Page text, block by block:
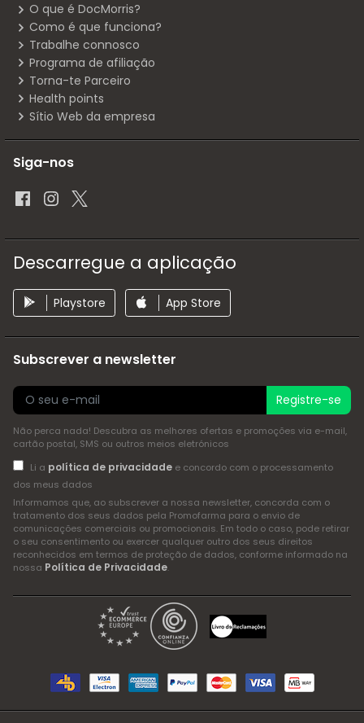
O que é DocMorris?
Como é que funciona?
Trabalhe connosco
Programa de afiliação
Torna-te Parceiro
Health points
Sítio Web da empresa
Siga-nos
Descarregue a aplicação
Playstore App Store
Subscrever a newsletter
Registre-se
Não perca nada! Descubra as melhores ofertas e promoções via e-mail,
cartão postal, SMS ou outros meios eletrónicos
Li a política de privacidadee concordo com o processamento
dos meus dados
Informamos que, ao subscrever a nossa newsletter, concorda com o
tratamento dos seus dados pela Promofarma para o envio de
comunicações comerciais ou promocionais. Em todo o caso, pode retirar
o seu consentimento ou exercer qualquer outro dos seus direitos
reconhecidos em termos de proteção de dados, conforme informado na
nossa Política de Privacidade.